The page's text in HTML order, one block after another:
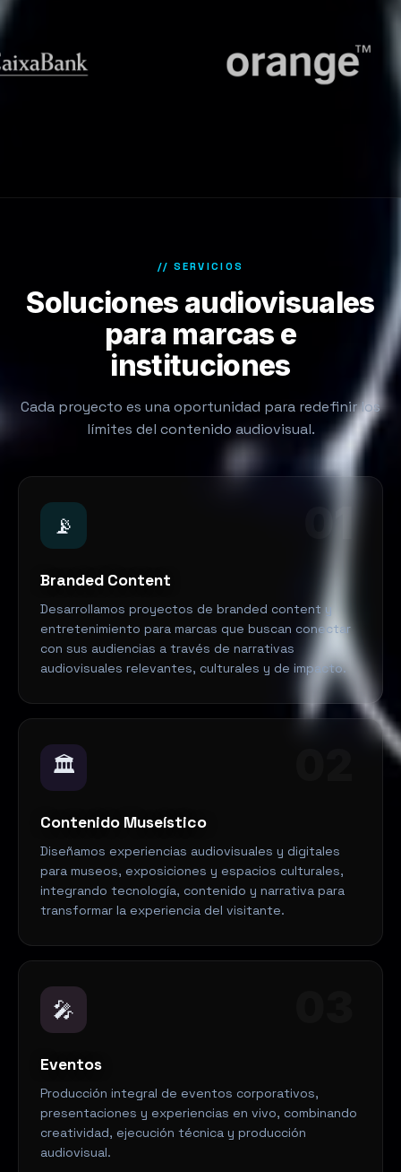
// SERVICIOS
Soluciones audiovisuales
para marcas e
instituciones
Cada proyecto es una oportunidad para redefinir los
límites del contenido audiovisual.
01
📡
Branded Content
Desarrollamos proyectos de branded content y
entretenimiento para marcas que buscan conectar
con sus audiencias a través de narrativas
audiovisuales relevantes, culturales y de impacto.
🏛️
Contenido Museístico
Diseñamos experiencias audiovisuales y digitales
para museos, exposiciones y espacios culturales,
integrando tecnología, contenido y narrativa para
transformar la experiencia del visitante.
🎤
Eventos
Producción integral de eventos corporativos,
presentaciones y experiencias en vivo, combinando
creatividad, ejecución técnica y producción
audiovisual.